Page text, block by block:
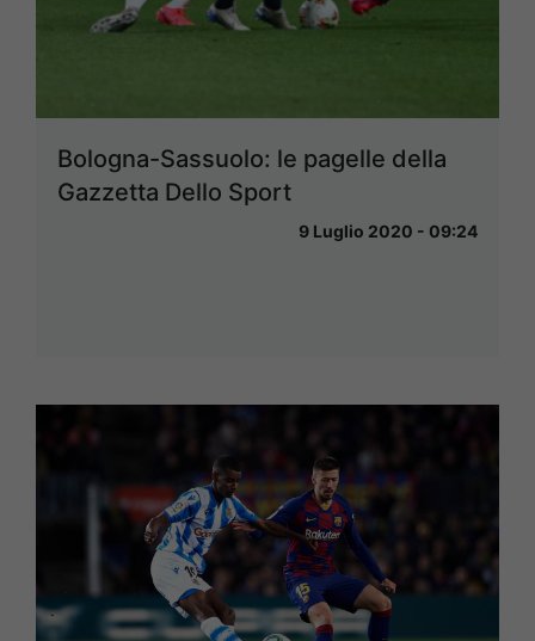
Bologna-Sassuolo: le pagelle della
Gazzetta Dello Sport
9 Luglio 2020 - 09:24